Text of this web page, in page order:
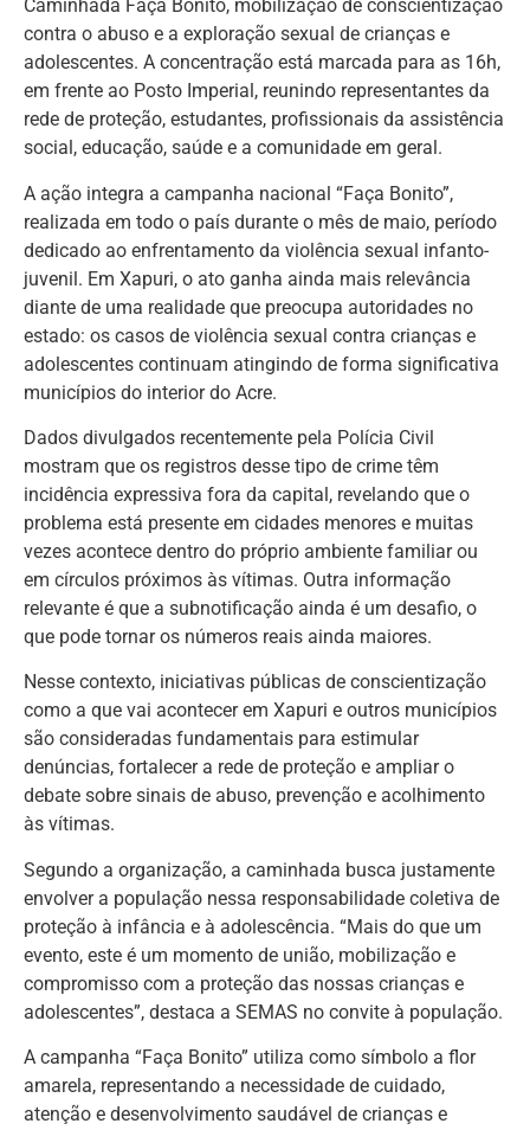
Caminhada Faça Bonito, mobilização de conscientização
contra o abuso e a exploração sexual de crianças e
adolescentes. A concentração está marcada para as 16h,
em frente ao Posto Imperial, reunindo representantes da
rede de proteção, estudantes, profissionais da assistência
social, educação, saúde e a comunidade em geral.
A ação integra a campanha nacional “Faça Bonito”,
realizada em todo o país durante o mês de maio, período
dedicado ao enfrentamento da violência sexual infanto-
juvenil. Em Xapuri, o ato ganha ainda mais relevância
diante de uma realidade que preocupa autoridades no
estado: os casos de violência sexual contra crianças e
adolescentes continuam atingindo de forma significativa
municípios do interior do Acre.
Dados divulgados recentemente pela Polícia Civil
mostram que os registros desse tipo de crime têm
incidência expressiva fora da capital, revelando que o
problema está presente em cidades menores e muitas
vezes acontece dentro do próprio ambiente familiar ou
em círculos próximos às vítimas. Outra informação
relevante é que a subnotificação ainda é um desafio, o
que pode tornar os números reais ainda maiores.
Nesse contexto, iniciativas públicas de conscientização
como a que vai acontecer em Xapuri e outros municípios
são consideradas fundamentais para estimular
denúncias, fortalecer a rede de proteção e ampliar o
debate sobre sinais de abuso, prevenção e acolhimento
às vítimas.
Segundo a organização, a caminhada busca justamente
envolver a população nessa responsabilidade coletiva de
proteção à infância e à adolescência. “Mais do que um
evento, este é um momento de união, mobilização e
compromisso com a proteção das nossas crianças e
adolescentes”, destaca a SEMAS no convite à população.
A campanha “Faça Bonito” utiliza como símbolo a flor
amarela, representando a necessidade de cuidado,
atenção e desenvolvimento saudável de crianças e